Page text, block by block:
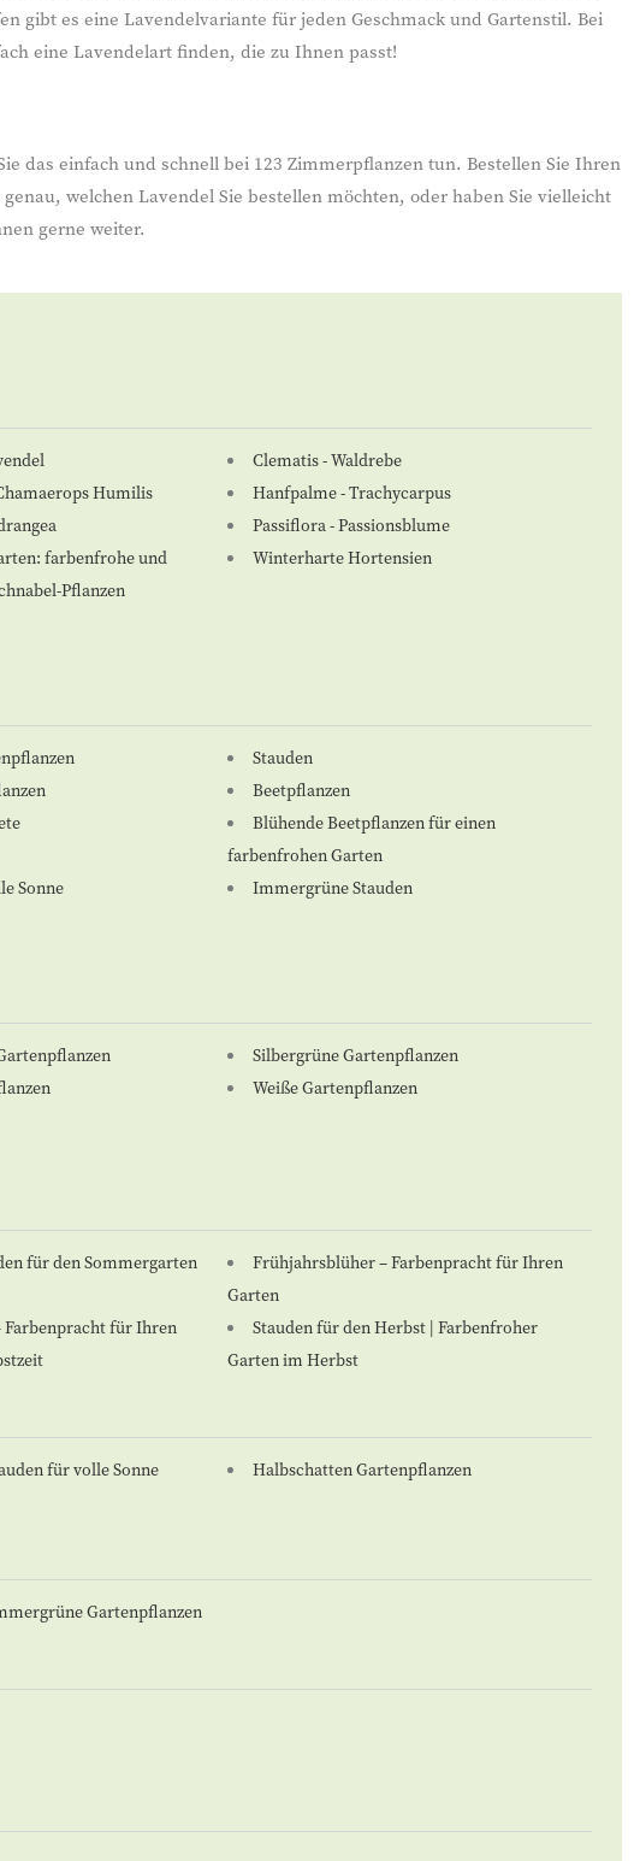
gibt es eine Lavendelvariante für jeden Geschmack und Gartenstil. Bei
eine Lavendelart finden, die zu Ihnen passt!
das einfach und schnell bei 123 Zimmerpflanzen tun. Bestellen Sie Ihren
welchen Lavendel Sie bestellen möchten, oder haben Sie vielleicht
gerne weiter.
Clematis - Waldrebe
Humilis
Hanfpalme - Trachycarpus
Passiflora - Passionsblume
farbenfrohe und
Pflanzen
Winterharte Hortensien
Stauden
Beetpflanzen
Blühende Beetpflanzen für einen
farbenfrohen Garten
Sonne Immergrüne Stauden
Silbergrüne Gartenpflanzen
Weiße Gartenpflanzen
für den Sommergarten
Frühjahrsblüher – Farbenpracht für Ihren
Garten
für Ihren
Stauden für den Herbst | Farbenfroher
Garten im Herbst
für volle Sonne
Halbschatten Gartenpflanzen
Gartenpflanzen